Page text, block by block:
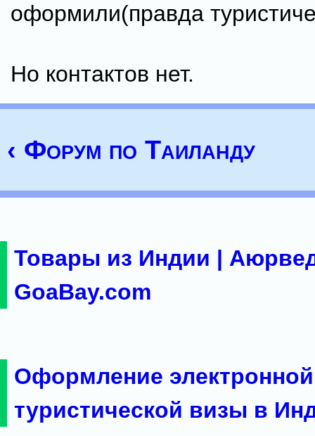
оформили(правда
Но контактов нет.
‹ Форум по Таиланду
Товары из Индии |
GoaBay.com
Оформление электронной
туристической визы в